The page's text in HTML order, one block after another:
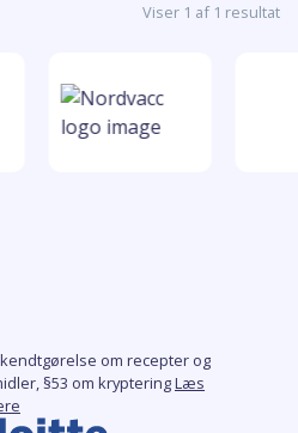
Viser 1 af 1 resultat
om recepter og
§53 om krypteringLæs